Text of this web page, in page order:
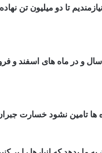
تا دو میلیون تن
سال و در ماه های اسفند و
تامین نشود خسارت